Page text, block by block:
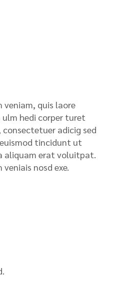
veniam, quis laore
hedi corper turet
adicig sed
tincidunt ut
aliquam erat voluitpat.
nosd exe.